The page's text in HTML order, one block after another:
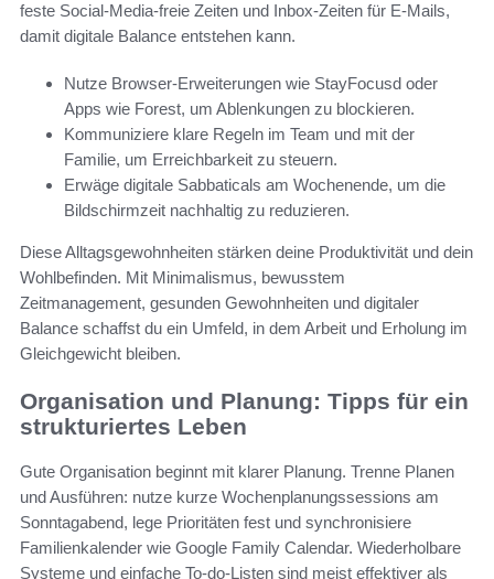
feste Social-Media-freie Zeiten und Inbox-Zeiten für E-Mails,
damit digitale Balance entstehen kann.
Nutze Browser-Erweiterungen wie StayFocusd oder
Apps wie Forest, um Ablenkungen zu blockieren.
Kommuniziere klare Regeln im Team und mit der
Familie, um Erreichbarkeit zu steuern.
Erwäge digitale Sabbaticals am Wochenende, um die
Bildschirmzeit nachhaltig zu reduzieren.
Diese Alltagsgewohnheiten stärken deine Produktivität und dein
Wohlbefinden. Mit Minimalismus, bewusstem
Zeitmanagement, gesunden Gewohnheiten und digitaler
Balance schaffst du ein Umfeld, in dem Arbeit und Erholung im
Gleichgewicht bleiben.
Organisation und Planung: Tipps für ein
strukturiertes Leben
Gute Organisation beginnt mit klarer Planung. Trenne Planen
und Ausführen: nutze kurze Wochenplanungssessions am
Sonntagabend, lege Prioritäten fest und synchronisiere
Familienkalender wie Google Family Calendar. Wiederholbare
Systeme und einfache To-do-Listen sind meist effektiver als